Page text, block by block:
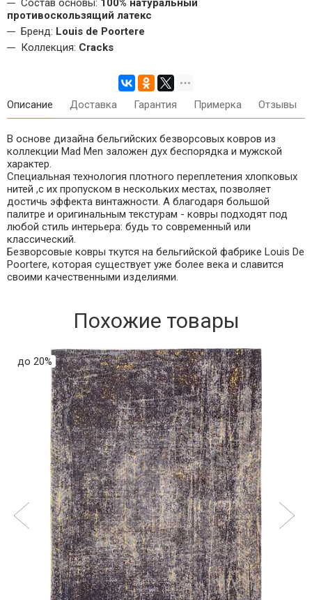
противоскользящий латекс
Бренд: Louis de Poortere
Коллекция: Cracks
Описание Доставка Гарантия Примерка Отзывы
В основе дизайна бельгийских безворсовых ковров из
коллекции Mad Men заложен дух беспорядка и мужской
характер.
Специальная технология плотного переплетения хлопковых
нитей ,с их пропуском в нескольких местах, позволяет
достичь эффекта винтажности. А благодаря большой
палитре и оригинальным текстурам - ковры подходят под
любой стиль интерьера: будь то современный или
классический.
Безворсовые ковры ткутся на бельгийской фабрике Louis De
Poortere, которая существует уже более века и славится
своими качественными изделиями.
Похожие товары
до 20%